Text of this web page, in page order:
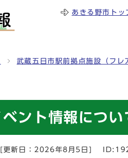
あきる野市トッ
武蔵五日市駅前拠点施設（フレ
ント情報につい
[更新日： 2026年8月5日